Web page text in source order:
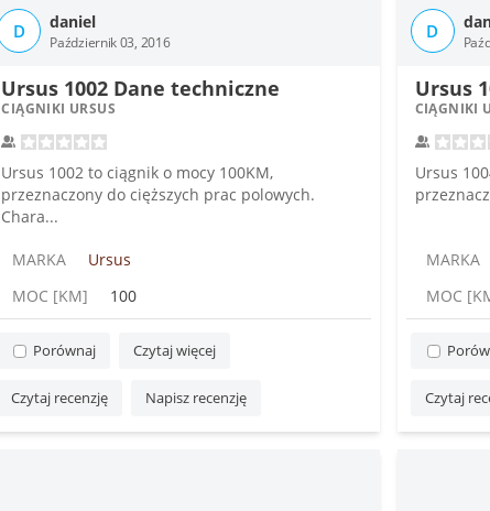
D daniel
Październik 03, 2016
Ursus 1002 Dane techniczne
CIĄGNIKI URSUS
Ursus 1002 to ciągnik o mocy 100KM,
przeznaczony do cięższych prac polowych.
Chara...
MARKA
Ursus
MOC [KM]
100
Porównaj Czytaj więcej
Czytaj recenzję Napisz recenzję
D
Ursus
CIĄGNIKI
Ursus
MARKA
MOC
Czytaj